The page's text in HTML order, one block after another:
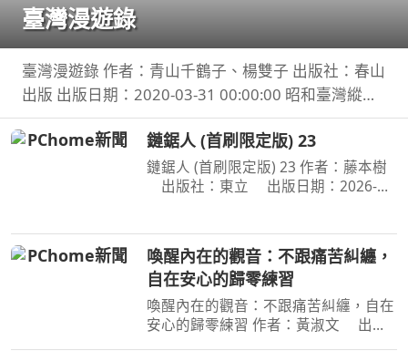
臺灣漫遊錄
臺灣漫遊錄 作者：青山千鶴子、楊雙子 出版社：春山
出版 出版日期：2020-03-31 00:00:00 昭和臺灣縱貫
鐵道美食之旅 楊双子虛構譯作《臺灣漫遊錄》華麗面
世 「我們一起吃遍臺島吧！」――青山千鶴子（
鏈鋸人 (首刷限定版) 23
鏈鋸人 (首刷限定版) 23 作者：藤本樹
出版社：東立 出版日期：2026-
與此同時想消除死之惡魔的公安也企圖
與淀治接觸。夾在兩
喚醒內在的觀音：不跟痛苦糾纏，
自在安心的歸零練習
喚醒內在的觀音：不跟痛苦糾纏，自在
安心的歸零練習 作者：黃淑文 出版